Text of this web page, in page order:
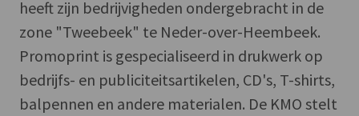
heeft zijn bedrijvigheden ondergebracht in de
zone "Tweebeek" te Neder-over-Heembeek.
Promoprint is gespecialiseerd in drukwerk op
bedrijfs- en publiciteitsartikelen, CD's, T-shirts,
balpennen en andere materialen. De KMO stelt